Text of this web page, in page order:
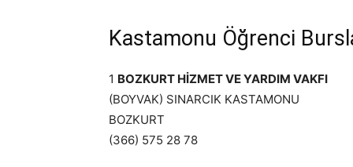
Kastamonu Öğrenci
1 BOZKURT HİZMET VE YARDIM VAKFI
(BOYVAK) SINARCIK KASTAMONU
BOZKURT
(366) 575 28 78